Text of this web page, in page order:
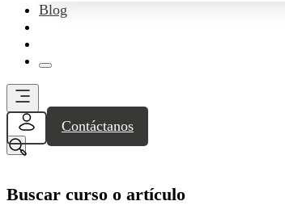
Blog
Contáctanos
Buscar curso o artículo